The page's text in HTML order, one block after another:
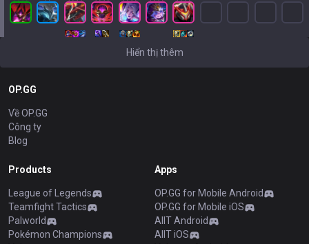
Hiển thị thêm
OP.GG
Về OP.GG
Công ty
Blog
Products
League of Legends
Teamfight Tactics
Palworld
Pokémon Champions
Apps
OP.GG for Mobile Android
OP.GG for Mobile iOS
AllT Android
AllT iOS